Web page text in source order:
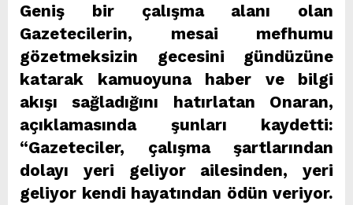
Geniş bir çalışma alanı olan
Gazetecilerin, mesai mefhumu
gözetmeksizin gecesini gündüzüne
katarak kamuoyuna haber ve bilgi
akışı sağladığını hatırlatan Onaran,
açıklamasında şunları kaydetti:
“Gazeteciler, çalışma şartlarından
dolayı yeri geliyor ailesinden, yeri
geliyor kendi hayatından ödün veriyor.